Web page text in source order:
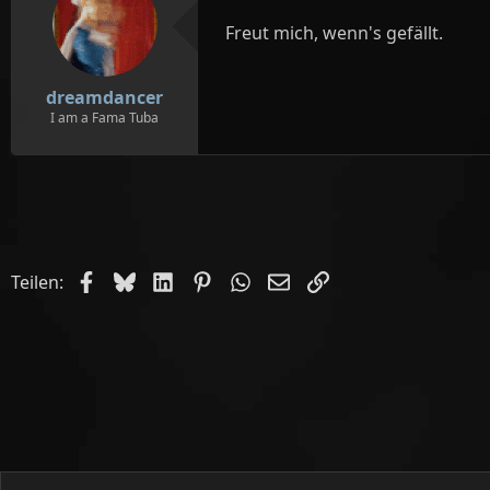
n
dreamdancer
I am a Fama Tuba
Freut mich, wenn's gefällt.
Teilen: Facebook
BlueskyLinkedInPinterest
WhatsApp
E-MailLink